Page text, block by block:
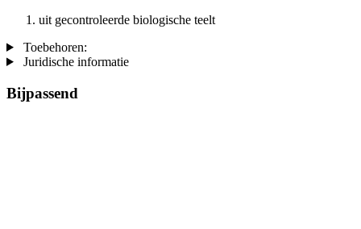
uit gecontroleerde biologische teelt
Toebehoren:
Juridische informatie
Bijpassend